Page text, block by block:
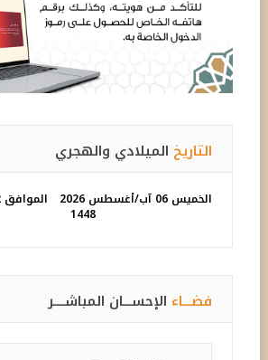
التاريخ الميلادي والهجري
الخميس 06 آب/أغسطس 2026
1448
فضـــاء الإحســـان المباشــــر